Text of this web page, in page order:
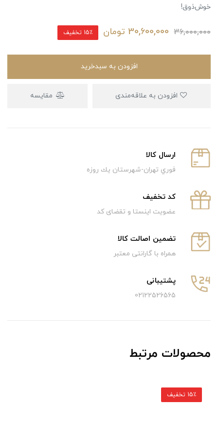
خوش‌ذوق!
36,000,000
30,600,000 تومان 15٪ تخفیف
افزودن به سبدخرید
مقایسه
ارسال كالا
فوري تهران-شهرستان يك روزه
كد تخفيف
عضویت اینستا و تقضای کد
تضمین اصالت کالا
همراه با گارانتی معتبر
پشتیبانی
02122526565
محصولات مرتبط
15٪ تخفیف